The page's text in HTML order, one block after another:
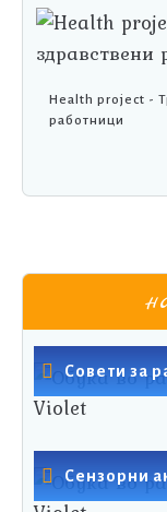
Health project -
работници
Совети за
Сензорни